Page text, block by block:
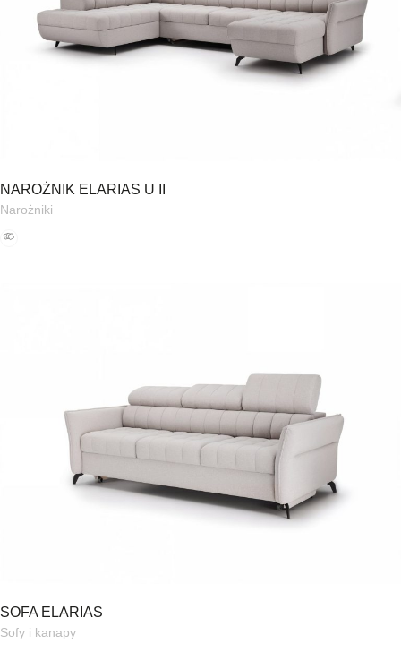
NAROŻNIK ELARIAS U II
Narożniki
SOFA ELARIAS
Sofy i kanapy